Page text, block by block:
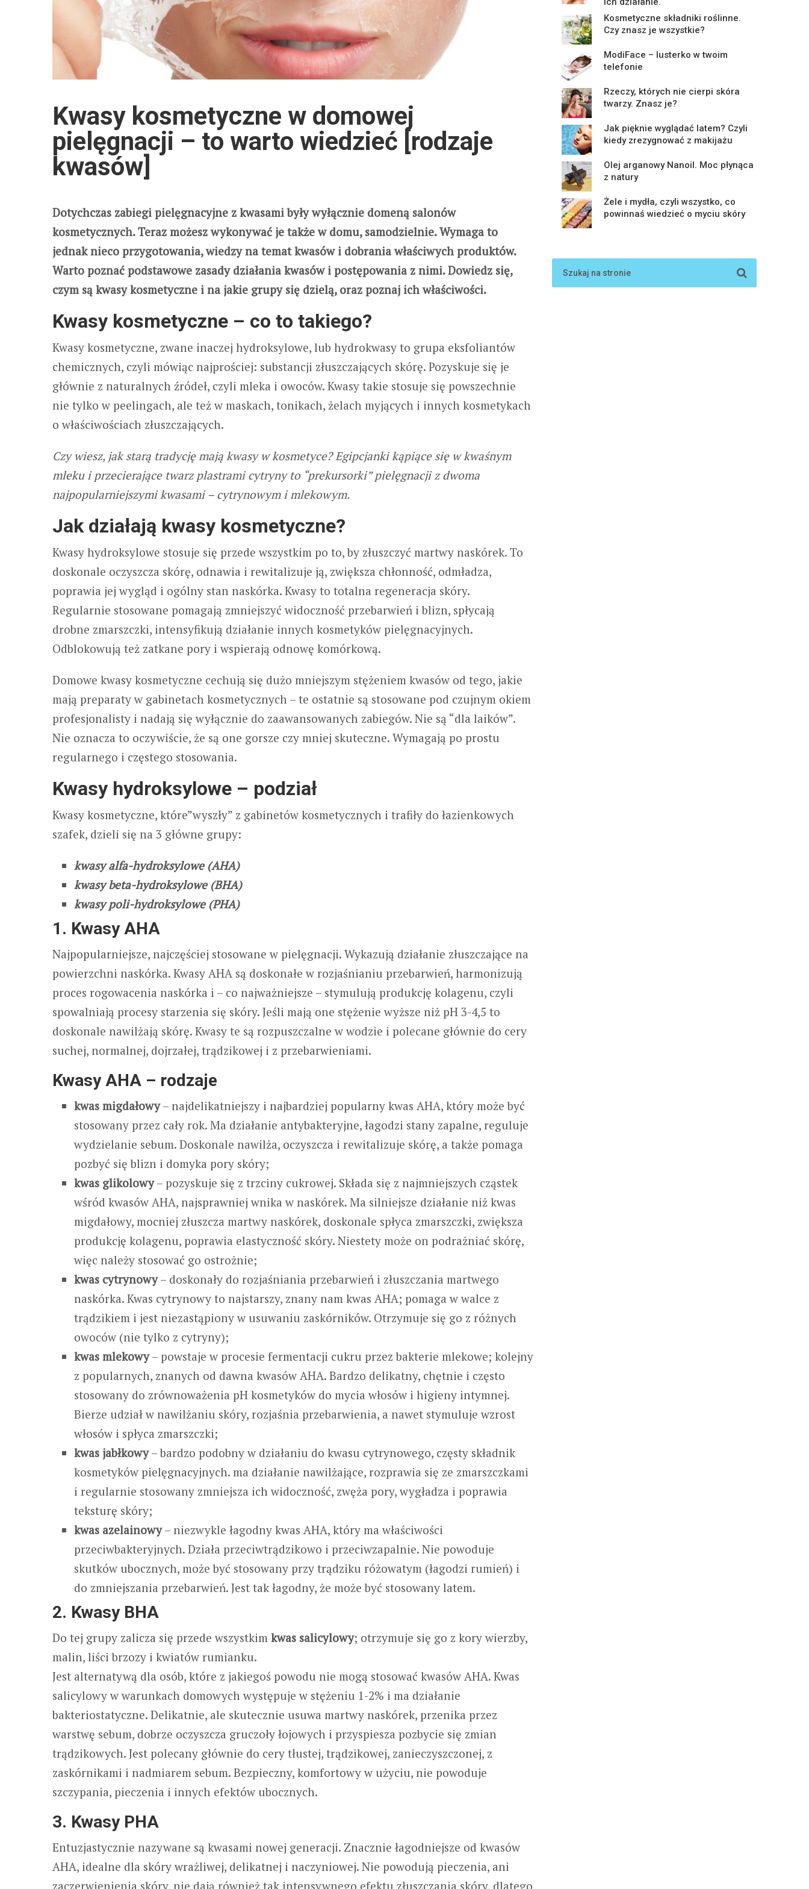
Kwasy kosmetyczne w domowej
pielęgnacji – to warto wiedzieć [rodzaje
kwasów]
Dotychczas zabiegi pielęgnacyjne z kwasami były wyłącznie domeną salonów
kosmetycznych. Teraz możesz wykonywać je także w domu, samodzielnie. Wymaga to
jednak nieco przygotowania, wiedzy na temat kwasów i dobrania właściwych produktów.
Warto poznać podstawowe zasady działania kwasów i postępowania z nimi. Dowiedz się,
czym są kwasy kosmetyczne i na jakie grupy się dzielą, oraz poznaj ich właściwości.
Kwasy kosmetyczne – co to takiego?
Kwasy kosmetyczne, zwane inaczej hydroksylowe, lub hydrokwasy to grupa eksfoliantów
chemicznych, czyli mówiąc najprościej: substancji złuszczających skórę. Pozyskuje się je
głównie z naturalnych źródeł, czyli mleka i owoców. Kwasy takie stosuje się powszechnie
nie tylko w peelingach, ale też w maskach, tonikach, żelach myjących i innych kosmetykach
o właściwościach złuszczających.
Czy wiesz, jak starą tradycję mają kwasy w kosmetyce? Egipcjanki kąpiące się w kwaśnym
mleku i przecierające twarz plastrami cytryny to “prekursorki” pielęgnacji z dwoma
najpopularniejszymi kwasami – cytrynowym i mlekowym.
Jak działają kwasy kosmetyczne?
Kwasy hydroksylowe stosuje się przede wszystkim po to, by złuszczyć martwy naskórek. To
doskonale oczyszcza skórę, odnawia i rewitalizuje ją, zwiększa chłonność, odmładza,
poprawia jej wygląd i ogólny stan naskórka. Kwasy to totalna regeneracja skóry.
Regularnie stosowane pomagają zmniejszyć widoczność przebarwień i blizn, spłycają
drobne zmarszczki, intensyfikują działanie innych kosmetyków pielęgnacyjnych.
Odblokowują też zatkane pory i wspierają odnowę komórkową.
Domowe kwasy kosmetyczne cechują się dużo mniejszym stężeniem kwasów od tego, jakie
mają preparaty w gabinetach kosmetycznych – te ostatnie są stosowane pod czujnym okiem
profesjonalisty i nadają się wyłącznie do zaawansowanych zabiegów. Nie są “dla laików”.
Nie oznacza to oczywiście, że są one gorsze czy mniej skuteczne. Wymagają po prostu
regularnego i częstego stosowania.
Kwasy hydroksylowe – podział
Kwasy kosmetyczne, które”wyszły” z gabinetów kosmetycznych i trafiły do łazienkowych
szafek, dzieli się na 3 główne grupy:
kwasy alfa-hydroksylowe (AHA)
kwasy beta-hydroksylowe (BHA)
kwasy poli-hydroksylowe (PHA)
1. Kwasy AHA
Najpopularniejsze, najczęściej stosowane w pielęgnacji. Wykazują działanie złuszczające na
powierzchni naskórka. Kwasy AHA są doskonałe w rozjaśnianiu przebarwień, harmonizują
proces rogowacenia naskórka i – co najważniejsze – stymulują produkcję kolagenu, czyli
spowalniają procesy starzenia się skóry. Jeśli mają one stężenie wyższe niż pH 3-4,5 to
doskonale nawilżają skórę. Kwasy te są rozpuszczalne w wodzie i polecane głównie do cery
suchej, normalnej, dojrzałej, trądzikowej i z przebarwieniami.
Kwasy AHA – rodzaje
kwas migdałowy– najdelikatniejszy i najbardziej popularny kwas AHA, który może być
stosowany przez cały rok. Ma działanie antybakteryjne, łagodzi stany zapalne, reguluje
wydzielanie sebum. Doskonale nawilża, oczyszcza i rewitalizuje skórę, a także pomaga
pozbyć się blizn i domyka pory skóry;
kwas glikolowy– pozyskuje się z trzciny cukrowej. Składa się z najmniejszych cząstek
wśród kwasów AHA, najsprawniej wnika w naskórek. Ma silniejsze działanie niż kwas
migdałowy, mocniej złuszcza martwy naskórek, doskonale spłyca zmarszczki, zwiększa
produkcję kolagenu, poprawia elastyczność skóry. Niestety może on podrażniać skórę,
więc należy stosować go ostrożnie;
kwas cytrynowy– doskonały do rozjaśniania przebarwień i złuszczania martwego
naskórka. Kwas cytrynowy to najstarszy, znany nam kwas AHA; pomaga w walce z
trądzikiem i jest niezastąpiony w usuwaniu zaskórników. Otrzymuje się go z różnych
owoców (nie tylko z cytryny);
kwas mlekowy– powstaje w procesie fermentacji cukru przez bakterie mlekowe; kolejny
z popularnych, znanych od dawna kwasów AHA. Bardzo delikatny, chętnie i często
stosowany do zrównoważenia pH kosmetyków do mycia włosów i higieny intymnej.
Bierze udział w nawilżaniu skóry, rozjaśnia przebarwienia, a nawet stymuluje wzrost
włosów i spłyca zmarszczki;
kwas jabłkowy– bardzo podobny w działaniu do kwasu cytrynowego, częsty składnik
kosmetyków pielęgnacyjnych. ma działanie nawilżające, rozprawia się ze zmarszczkami
i regularnie stosowany zmniejsza ich widoczność, zwęża pory, wygładza i poprawia
teksturę skóry;
kwas azelainowy– niezwykle łagodny kwas AHA, który ma właściwości
przeciwbakteryjnych. Działa przeciwtrądzikowo i przeciwzapalnie. Nie powoduje
skutków ubocznych, może być stosowany przy trądziku różowatym (łagodzi rumień) i
do zmniejszania przebarwień. Jest tak łagodny, że może być stosowany latem.
2. Kwasy BHA
Do tej grupy zalicza się przede wszystkim kwas salicylowy; otrzymuje się go z kory wierzby,
malin, liści brzozy i kwiatów rumianku.
Jest alternatywą dla osób, które z jakiegoś powodu nie mogą stosować kwasów AHA. Kwas
salicylowy w warunkach domowych występuje w stężeniu 1-2% i ma działanie
bakteriostatyczne. Delikatnie, ale skutecznie usuwa martwy naskórek, przenika przez
warstwę sebum, dobrze oczyszcza gruczoły łojowych i przyspiesza pozbycie się zmian
trądzikowych. Jest polecany głównie do cery tłustej, trądzikowej, zanieczyszczonej, z
zaskórnikami i nadmiarem sebum. Bezpieczny, komfortowy w użyciu, nie powoduje
szczypania, pieczenia i innych efektów ubocznych.
3. Kwasy PHA
Entuzjastycznie nazywane są kwasami nowej generacji. Znacznie łagodniejsze od kwasów
AHA, idealne dla skóry wrażliwej, delikatnej i naczyniowej. Nie powodują pieczenia, ani
zaczerwienienia skóry, nie dają również tak intensywnego efektu złuszczania skóry, dlatego
Kosmetyczne składniki roślinne.
Czy znasz je wszystkie?
ModiFace – lusterko w twoim
telefonie
Rzeczy, których nie cierpi skóra
twarzy. Znasz je?
Jak pięknie wyglądać latem? Czyli
kiedy zrezygnować z makijażu
Olej arganowy Nanoil. Moc płynąca
z natury
Żele i mydła, czyli wszystko, co
powinnaś wiedzieć o myciu skóry